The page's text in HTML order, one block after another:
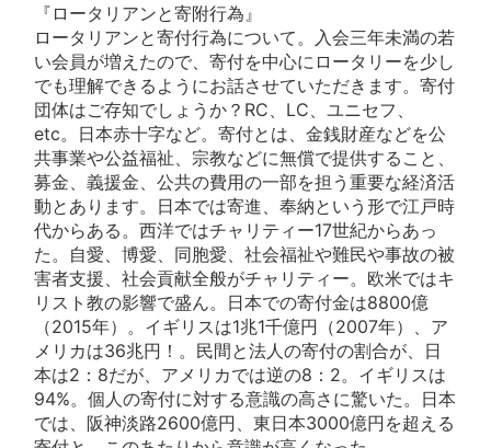
『ロータリアンと寄附行為』
ロータリアンと寄付行為について。入会三年未満の若
い会員が増えたので、寄付を中心にロータリーを少し
でも理解できるようにお話させていただきます。寄付
団体はご存知でしょうか？RC、LC、ユニセフ、
etc。日本赤十字など。寄付とは、金銭財産などを公
共事業や公益福祉、宗教などに無償で提供すること、
募金、義援金、公共の費用の一部を担う重要な経済活
動とあります。日本では寄進、奉納という形で江戸時
代からある。西洋ではチャリティー17世紀からあっ
た。自愛、博愛、同胞愛、社会福祉や難民や事故の被
害者支援、社会貢献全般がチャリティー。欧米ではキ
リスト教の影響で盛ん。日本での寄付金は8800億
（2015年）。イギリスは1兆1千億円（2007年）、ア
メリカは36兆円！。民間と法人の寄付の割合が、日
本は2：8だが、アメリカでは逆の8：2。イギリスは
94%。個人の寄付に対する意識の高さに驚いた。日本
では、阪神淡路2600億円、東日本3000億円を超える